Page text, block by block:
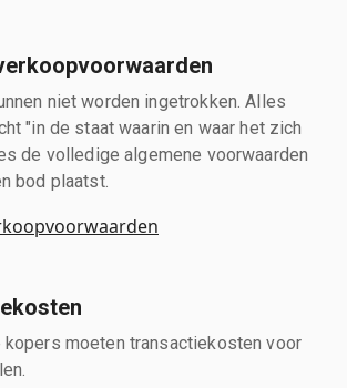
niet worden ingetrokken. Alles
"in de staat waarin en waar het zich
de volledige algemene voorwaarden
bod plaatst.
moeten transactiekosten voor